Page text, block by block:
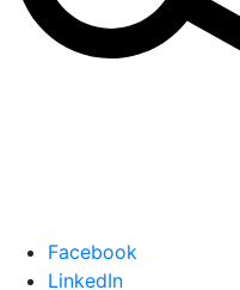
Facebook
LinkedIn